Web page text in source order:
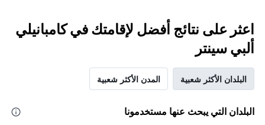
اعثر على نتائج أفضل لإقامتك في كامبانيلي
ألبي سينتر
البلدان الأكثر شعبية المدن الأكثر شعبية
البلدان التي يبحث عنها مستخدمونا